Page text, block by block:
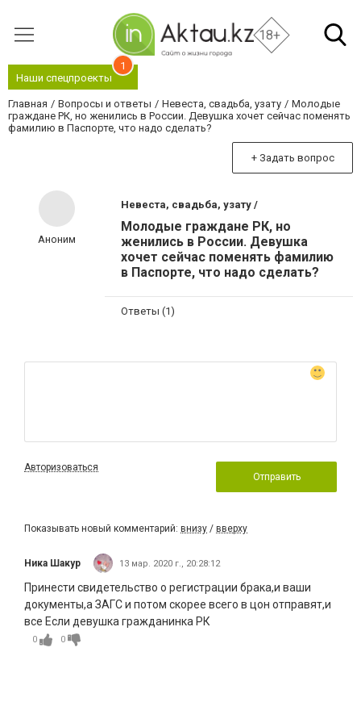
18+
Наши спецпроекты
1
Главная Вопросы и ответы Невеста, свадьба, узату
Молодые
граждане РК, но женились в России. Девушка хочет сейчас поменять
фамилию в Паспорте, что надо сделать?
+ Задать вопрос
Аноним
Невеста, свадьба, узату /
Молодые граждане РК, но
женились в России. Девушка
хочет сейчас поменять фамилию
в Паспорте, что надо сделать?
Ответы (1)
Авторизоваться
Отправить
Показывать новый комментарий: внизу / вверху
Ника Шакур 13 мар. 2020 г., 20:28:12
Принести свидетельство о регистрации брака,и ваши
документы,а ЗАГС и потом скорее всего в цон отправят,и
все Если девушка гражданинка РК
0 0